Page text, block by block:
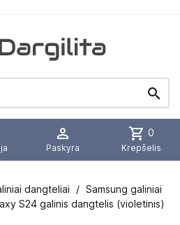


Paskyra
shopping_cart 0
Krepšelis
dangteliai
Samsung galiniai
S24 galinis dangtelis (violetinis)